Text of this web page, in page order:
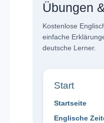
Übungen
Kostenlose
einfache
deutsche Lerner.
Start
Startseite
Englische